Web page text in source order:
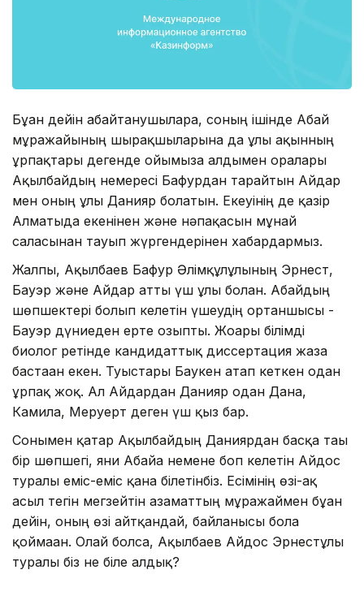
Бұған дейін абайтанушыларға, соның ішінде Абай
мұражайының шырақшыларына да ұлы ақынның
ұрпақтары дегенде ойымызға алдымен оралары
Ақылбайдың немересі Бағфурдан тарайтын Айдар
мен оның ұлы Данияр болатын. Екеуінің де қазір
Алматыда екенінен және нәпақасын мұнай
саласынан тауып жүргендерінен хабардармыз.
Жалпы, Ақылбаев Бағфур Әлімқұлұлының Эрнест,
Бауэр және Айдар атты үш ұлы болған. Абайдың
шөпшектері болып келетін үшеудің ортаншысы -
Бауэр дүниеден ерте озыпты. Жоғары білімді
биолог ретінде кандидаттық диссертация жаза
бастаған екен. Туыстары Баукен атап кеткен одан
ұрпақ жоқ. Ал Айдардан Данияр одан Дана,
Камила, Меруерт деген үш қыз бар.
Сонымен қатар Ақылбайдың Даниярдан басқа тағы
бір шөпшегі, яғни Абайға немене боп келетін Айдос
туралы еміс-еміс қана білетінбіз. Есімінің өзі-ақ
асыл тегін мегзейтін азаматтың мұражаймен бұған
дейін, оның өзі айтқандай, байланысы бола
қоймаған. Олай болса, Ақылбаев Айдос Эрнестұлы
туралы біз не біле алдық?